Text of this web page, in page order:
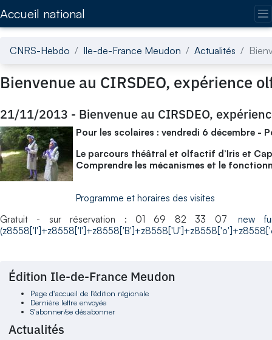
Accueil national
CNRS-Hebdo Ile-de-France Meudon Actualités
Bienvenue au CIRSDEO, expérience
21/11/2013 - Bienvenue au CIRSDEO,
Pour les scolaires : vendredi 6 décembre -
Le parcours théâtral et olfactif d’Iris et
Comprendre les mécanismes et le
Programme et horaires des visites
Gratuit - sur réservation : 01 69 82 33 07
new
Édition Ile-de-France Meudon
Page d'accueil de l'édition régionale
Dernière lettre envoyée
S'abonner/se désabonner
Actualités